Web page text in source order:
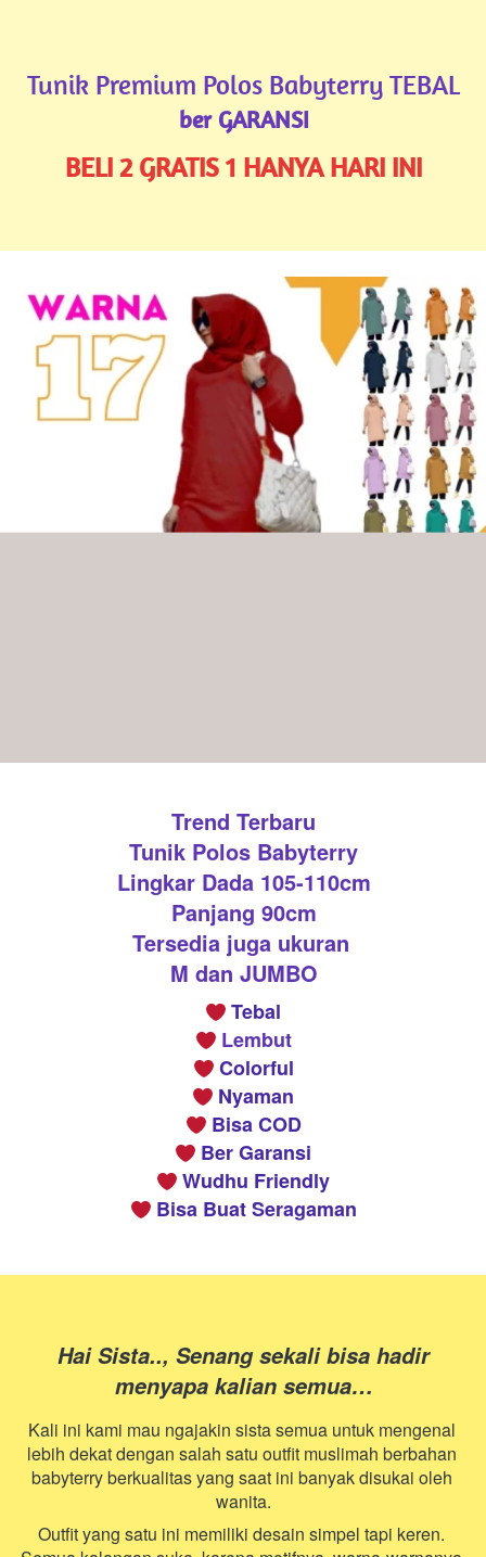
Tunik Premium Polos Babyterry TEBAL
ber GARANSI
BELI 2 GRATIS 1 HANYA HARI INI
Trend Terbaru
Tunik Polos Babyterry
Lingkar Dada 105-110cm
Panjang 90cm
Tersedia juga ukuran
M dan JUMBO
Tebal
Lembut
Colorful
Nyaman
Bisa COD
Ber Garansi
Wudhu Friendly
Bisa Buat Seragaman
Hai Sista.., Senang sekali bisa hadir
menyapa kalian semua…
Kali ini kami mau ngajakin sista semua untuk mengenal
lebih dekat dengan salah satu outfit muslimah berbahan
babyterry berkualitas yang saat ini banyak disukai oleh
wanita.
Outfit yang satu ini memiliki desain simpel tapi keren.